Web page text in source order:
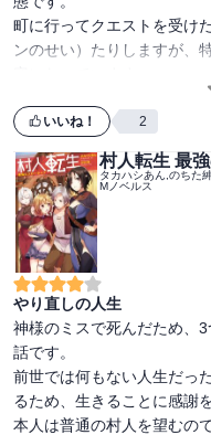
町に行ってクエストを受け
ンのせい）たりしますが、
主人公も嫌みな性格でもな
ラとの掛け合いもおもしろ
いいね！ 2
村人転生 最
タカハシあん,のちた
Mノベルス
やり直しの人生
神様のミスで死んだため、
話です。
前世では何もない人生だっ
るため、生きることに感謝
本人は普通の村人を望むの